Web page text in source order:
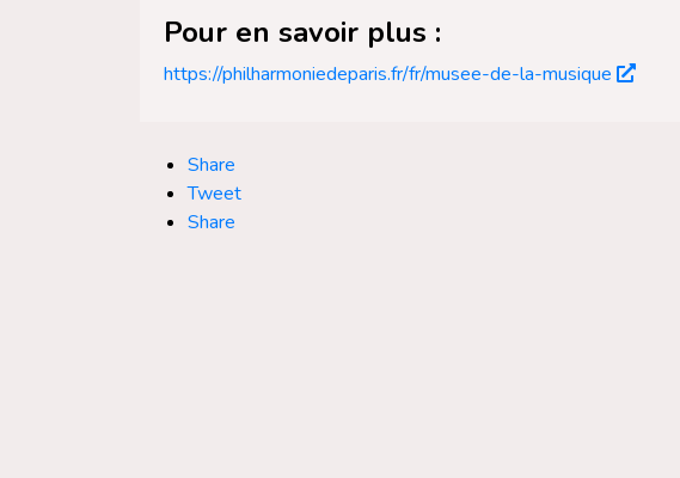
Pour en savoir plus :
https://philharmoniedeparis.fr/fr/musee-de-la-musique
Share
Tweet
Share